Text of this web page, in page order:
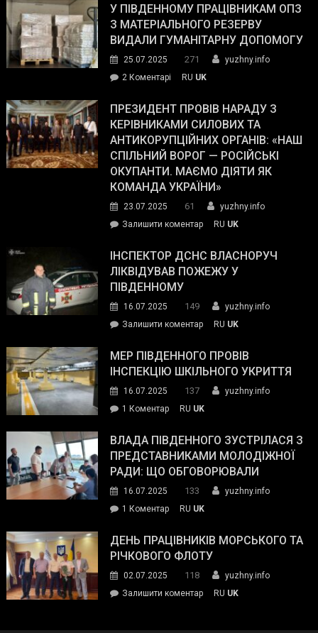
завойовує
симпатії
виборців
The
Street
Journal.
У ПІВДЕННОМУ ПРАЦІВНИКАМ ОПЗ
З МАТЕРІАЛЬНОГО РЕЗЕРВУ
ВИДАЛИ ГУМАНІТАРНУ ДОПОМОГУ
25.07.2025 271
yuzhny.info
2 Коментарі
Південному
працівникам
ОПЗ
з
матеріального
резерву
гуманітарну
допомогу
RU UK
ПРЕЗИДЕНТ ПРОВІВ НАРАДУ З
КЕРІВНИКАМИ СИЛОВИХ ТА
АНТИКОРУПЦІЙНИХ ОРГАНІВ: «НАШ
СПІЛЬНИЙ ВОРОГ — РОСІЙСЬКІ
ОКУПАНТИ. МАЄМО ДІЯТИ ЯК
КОМАНДА УКРАЇНИ»
23.07.2025 61
yuzhny.info
Залишити коментарon
провів
нараду
силових
та
органів:
«Наш
спільний
окупанти.
Маємо
діяти
команда
RU UK
ІНСПЕКТОР ДСНС ВЛАСНОРУЧ
ЛІКВІДУВАВ ПОЖЕЖУ У
ПІВДЕННОМУ
16.07.2025 149
yuzhny.info
Залишити коментарon
ДСНС
власноруч
пожежу
у
RU UK
МЕР ПІВДЕННОГО ПРОВІВ
ІНСПЕКЦІЮ ШКІЛЬНОГО УКРИТТЯ
16.07.2025 137
yuzhny.info
1 Коментардо
Південного
провів
інспекцію
укриття
RU UK
ВЛАДА ПІВДЕННОГО ЗУСТРІЛАСЯ З
ПРЕДСТАВНИКАМИ МОЛОДІЖНОЇ
РАДИ: ЩО ОБГОВОРЮВАЛИ
16.07.2025 133
yuzhny.info
1 Коментардо
Південного
зустрілася
представниками
молодіжної
RU UK
ДЕНЬ ПРАЦІВНИКІВ МОРСЬКОГО ТА
РІЧКОВОГО ФЛОТУ
02.07.2025 118
yuzhny.info
Залишити коментарon
RU UK